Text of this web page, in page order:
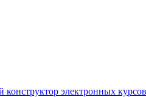
электронных курсов